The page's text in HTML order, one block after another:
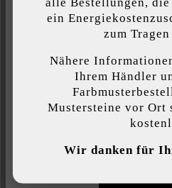
4,5 cm – nur begehbar – für die
Poolbereichen,
Produktgröße:
Individuelle Cookies akzeptieren
Funktionalität bieten zu
Individuelle
ein
zum
Nähere
Ihrem Händler
Mustersteine vor Ort
Wir danken für